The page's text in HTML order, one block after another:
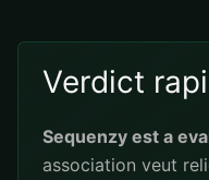
Verdict
Sequenzy est a
association veut